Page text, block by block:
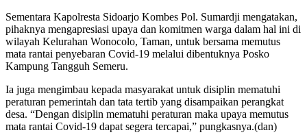
Sementara Kapolresta Sidoarjo Kombes Pol. Sumardji mengatakan,
pihaknya mengapresiasi upaya dan komitmen warga dalam hal ini di
wilayah Kelurahan Wonocolo, Taman, untuk bersama memutus
mata rantai penyebaran Covid-19 melalui dibentuknya Posko
Kampung Tangguh Semeru.
Ia juga mengimbau kepada masyarakat untuk disiplin mematuhi
peraturan pemerintah dan tata tertib yang disampaikan perangkat
desa. “Dengan disiplin mematuhi peraturan maka upaya memutus
mata rantai Covid-19 dapat segera tercapai,” pungkasnya.(dan)